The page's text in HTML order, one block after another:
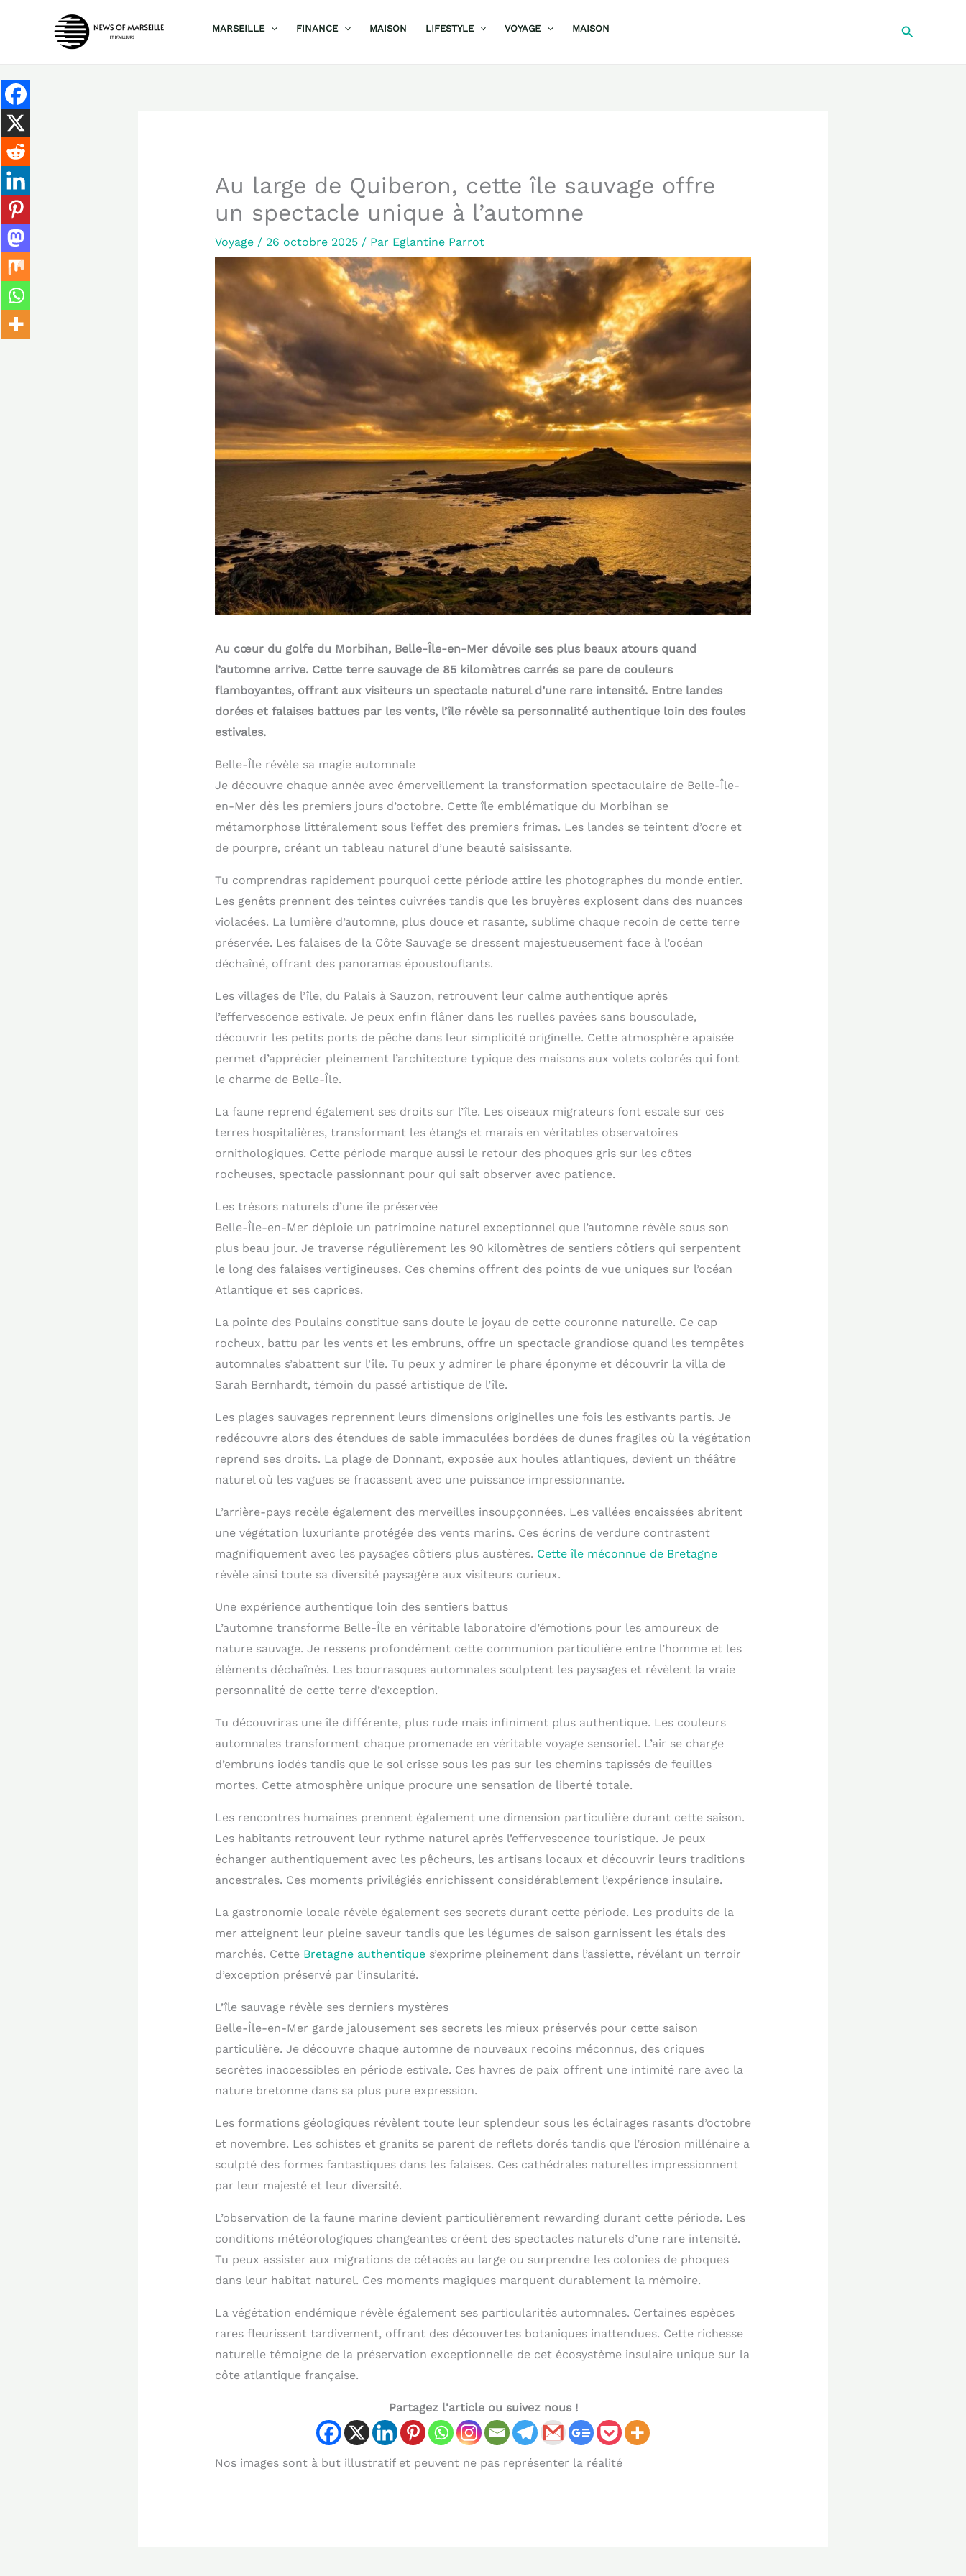
MARSEILLE FINANCE MAISON LIFESTYLE VOYAGE MAISON
Au large de Quiberon, cette île sauvage offre
un spectacle unique à l’automne
Voyage/ 26 octobre 2025 / Par Eglantine Parrot
Au cœur du golfe du Morbihan, Belle-Île-en-Mer dévoile ses plus beaux atours quand
l’automne arrive. Cette terre sauvage de 85 kilomètres carrés se pare de couleurs
flamboyantes, offrant aux visiteurs un spectacle naturel d’une rare intensité. Entre landes
dorées et falaises battues par les vents, l’île révèle sa personnalité authentique loin des foules
estivales.
Belle-Île révèle sa magie automnale
Je découvre chaque année avec émerveillement la transformation spectaculaire de Belle-Île-
en-Mer dès les premiers jours d’octobre. Cette île emblématique du Morbihan se
métamorphose littéralement sous l’effet des premiers frimas. Les landes se teintent d’ocre et
de pourpre, créant un tableau naturel d’une beauté saisissante.
Tu comprendras rapidement pourquoi cette période attire les photographes du monde entier.
Les genêts prennent des teintes cuivrées tandis que les bruyères explosent dans des nuances
violacées. La lumière d’automne, plus douce et rasante, sublime chaque recoin de cette terre
préservée. Les falaises de la Côte Sauvage se dressent majestueusement face à l’océan
déchaîné, offrant des panoramas époustouflants.
Les villages de l’île, du Palais à Sauzon, retrouvent leur calme authentique après
l’effervescence estivale. Je peux enfin flâner dans les ruelles pavées sans bousculade,
découvrir les petits ports de pêche dans leur simplicité originelle. Cette atmosphère apaisée
permet d’apprécier pleinement l’architecture typique des maisons aux volets colorés qui font
le charme de Belle-Île.
La faune reprend également ses droits sur l’île. Les oiseaux migrateurs font escale sur ces
terres hospitalières, transformant les étangs et marais en véritables observatoires
ornithologiques. Cette période marque aussi le retour des phoques gris sur les côtes
rocheuses, spectacle passionnant pour qui sait observer avec patience.
Les trésors naturels d’une île préservée
Belle-Île-en-Mer déploie un patrimoine naturel exceptionnel que l’automne révèle sous son
plus beau jour. Je traverse régulièrement les 90 kilomètres de sentiers côtiers qui serpentent
le long des falaises vertigineuses. Ces chemins offrent des points de vue uniques sur l’océan
Atlantique et ses caprices.
La pointe des Poulains constitue sans doute le joyau de cette couronne naturelle. Ce cap
rocheux, battu par les vents et les embruns, offre un spectacle grandiose quand les tempêtes
automnales s’abattent sur l’île. Tu peux y admirer le phare éponyme et découvrir la villa de
Sarah Bernhardt, témoin du passé artistique de l’île.
Les plages sauvages reprennent leurs dimensions originelles une fois les estivants partis. Je
redécouvre alors des étendues de sable immaculées bordées de dunes fragiles où la végétation
reprend ses droits. La plage de Donnant, exposée aux houles atlantiques, devient un théâtre
naturel où les vagues se fracassent avec une puissance impressionnante.
L’arrière-pays recèle également des merveilles insoupçonnées. Les vallées encaissées abritent
une végétation luxuriante protégée des vents marins. Ces écrins de verdure contrastent
magnifiquement avec les paysages côtiers plus austères. Cette île méconnue de Bretagne
révèle ainsi toute sa diversité paysagère aux visiteurs curieux.
Une expérience authentique loin des sentiers battus
L’automne transforme Belle-Île en véritable laboratoire d’émotions pour les amoureux de
nature sauvage. Je ressens profondément cette communion particulière entre l’homme et les
éléments déchaînés. Les bourrasques automnales sculptent les paysages et révèlent la vraie
personnalité de cette terre d’exception.
Tu découvriras une île différente, plus rude mais infiniment plus authentique. Les couleurs
automnales transforment chaque promenade en véritable voyage sensoriel. L’air se charge
d’embruns iodés tandis que le sol crisse sous les pas sur les chemins tapissés de feuilles
mortes. Cette atmosphère unique procure une sensation de liberté totale.
Les rencontres humaines prennent également une dimension particulière durant cette saison.
Les habitants retrouvent leur rythme naturel après l’effervescence touristique. Je peux
échanger authentiquement avec les pêcheurs, les artisans locaux et découvrir leurs traditions
ancestrales. Ces moments privilégiés enrichissent considérablement l’expérience insulaire.
La gastronomie locale révèle également ses secrets durant cette période. Les produits de la
mer atteignent leur pleine saveur tandis que les légumes de saison garnissent les étals des
marchés. Cette Bretagne authentiques’exprime pleinement dans l’assiette, révélant un terroir
d’exception préservé par l’insularité.
L’île sauvage révèle ses derniers mystères
Belle-Île-en-Mer garde jalousement ses secrets les mieux préservés pour cette saison
particulière. Je découvre chaque automne de nouveaux recoins méconnus, des criques
secrètes inaccessibles en période estivale. Ces havres de paix offrent une intimité rare avec la
nature bretonne dans sa plus pure expression.
Les formations géologiques révèlent toute leur splendeur sous les éclairages rasants d’octobre
et novembre. Les schistes et granits se parent de reflets dorés tandis que l’érosion millénaire a
sculpté des formes fantastiques dans les falaises. Ces cathédrales naturelles impressionnent
par leur majesté et leur diversité.
L’observation de la faune marine devient particulièrement rewarding durant cette période. Les
conditions météorologiques changeantes créent des spectacles naturels d’une rare intensité.
Tu peux assister aux migrations de cétacés au large ou surprendre les colonies de phoques
dans leur habitat naturel. Ces moments magiques marquent durablement la mémoire.
La végétation endémique révèle également ses particularités automnales. Certaines espèces
rares fleurissent tardivement, offrant des découvertes botaniques inattendues. Cette richesse
naturelle témoigne de la préservation exceptionnelle de cet écosystème insulaire unique sur la
côte atlantique française.
Partagez l'article ou suivez nous !
Nos images sont à but illustratif et peuvent ne pas représenter la réalité